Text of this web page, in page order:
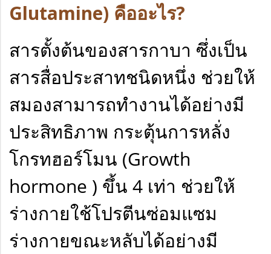
Glutamine) คืออะไร?
สารตั้งต้นของสารกาบา ซึ่งเป็น
สารสื่อประสาทชนิดหนึ่ง ช่วยให้
สมองสามารถทำงานได้อย่างมี
ประสิทธิภาพ กระตุ้นการหลั่ง
โกรทฮอร์โมน (Growth
hormone ) ขึ้น 4 เท่า ช่วยให้
ร่างกายใช้โปรตีนซ่อมแซม
ร่างกายขณะหลับได้อย่างมี